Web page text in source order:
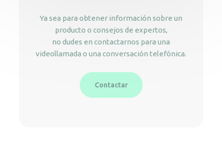
Ya sea para obtener información sobre un
producto o consejos de expertos,
no dudes en contactarnos para una
videollamada o una conversación telefónica.
Contactar